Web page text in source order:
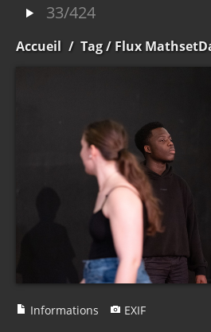
33/424
Accueil / Tag/ Flux
Informations EXIF